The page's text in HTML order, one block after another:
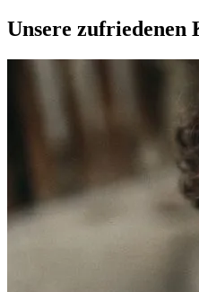
Unsere zufriedenen